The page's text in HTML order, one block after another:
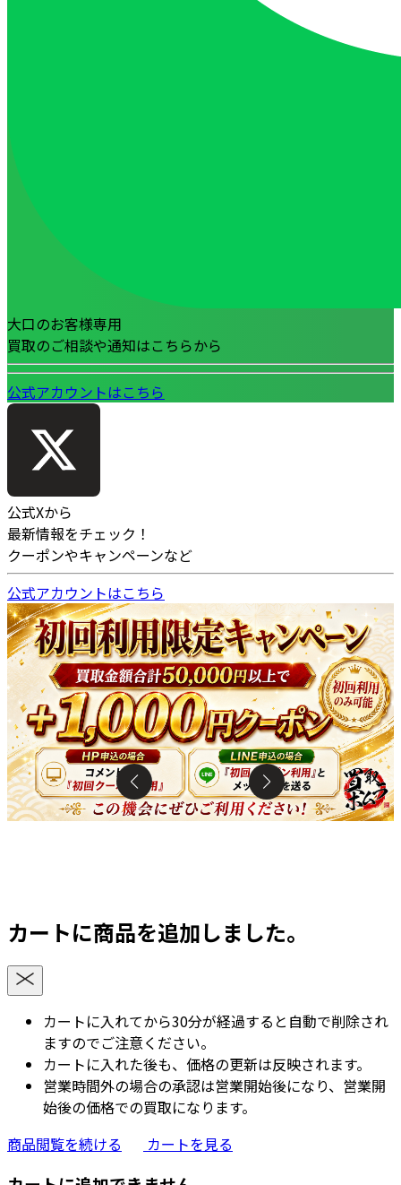
大口のお客様専用
買取のご相談や通知はこちらから
公式アカウントはこちら
公式Xから
最新情報をチェック！
クーポンやキャンペーンなど
公式アカウントはこちら
カートに商品を追加しました。
カートに入れてから30分が経過すると自動で削除され
ますのでご注意ください。
カートに入れた後も、価格の更新は反映されます。
営業時間外の場合の承認は営業開始後になり、営業開
始後の価格での買取になります。
商品閲覧を続ける
カートを見る